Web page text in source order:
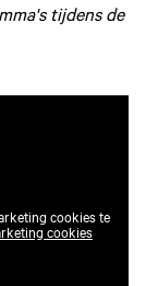
tijdens de
cookies te
cookies